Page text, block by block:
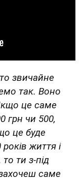
звичайне
так. Воно
це саме
грн чи 500,
це буде
життя і
ти з-під
саме